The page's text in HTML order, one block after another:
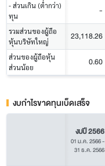
- ส่วนเกิน (ต่ำกว่า)
ทุน
-
รวมส่วนของผู้ถือ
หุ้นบริษัทใหญ่
23,118.26
ส่วนของผู้ถือหุ้น
ส่วนน้อย
0.60
งบกำไรขาดทุนเบ็ดเสร็จ
งบปี 2566
01 ม.ค. 2566-
31 ธ.ค. 2566